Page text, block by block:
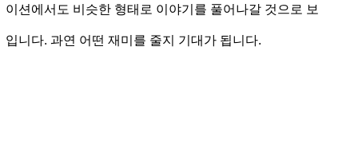
이션에서도 비슷한 형태로 이야기를 풀어나갈 것으로 보
입니다. 과연 어떤 재미를 줄지 기대가 됩니다.